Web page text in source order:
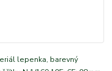
lepenka, barevný